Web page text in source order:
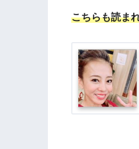
こちらも読ま